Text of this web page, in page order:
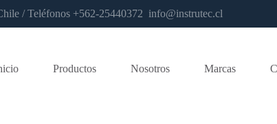
/ Teléfonos +562-25440372 info@instrutec.cl
Productos Nosotros Marcas